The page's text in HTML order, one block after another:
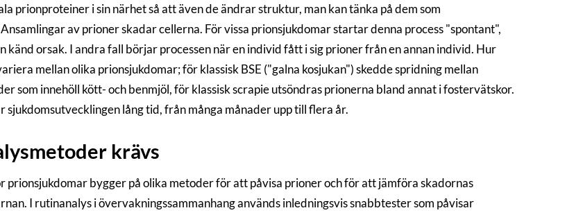
prionproteiner i sin närhet så att även de ändrar struktur, man kan tänka på dem som
av prioner skadar cellerna. För vissa prionsjukdomar startar denna process "spontant",
känd orsak. I andra fall börjar processen när en individ fått i sig prioner från en annan individ. Hur
mellan olika prionsjukdomar; för klassisk BSE ("galna kosjukan") skedde spridning mellan
som innehöll kött- och benmjöl, för klassisk scrapie utsöndras prionerna bland annat i fostervätskor.
sjukdomsutvecklingen lång tid, från många månader upp till flera år.
krävs
prionsjukdomar bygger på olika metoder för att påvisa prioner och för att jämföra skadornas
I rutinanalys i övervakningssammanhang används inledningsvis snabbtester som påvisar